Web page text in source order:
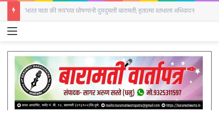
‘भारत माता की जय’च्या घोषणांनी दुमदुमली बारामती; हुतात्मा स्तंभाला अभिवादन
Menu